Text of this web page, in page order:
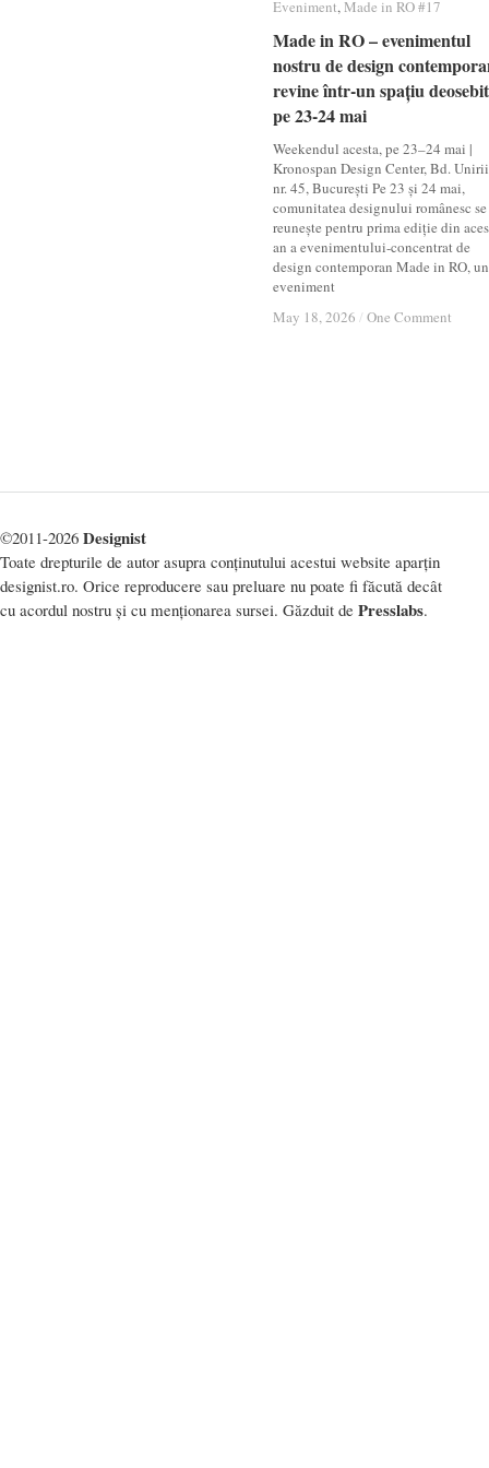
Eveniment,Made in RO #17
Made in RO – evenimentul
nostru de design
revine într-un spațiu
pe 23-24 mai
Weekendul acesta, pe 23–24 mai |
Kronospan Design Center, Bd. Unirii
nr. 45, București Pe 23 și 24 mai,
comunitatea designului românesc se
reunește pentru prima ediție din
an a evenimentului-concentrat de
design contemporan Made in RO, un
eveniment
May 18, 2026 / One Comment
Eveniment Made in RO #17
Made in RO – evenimentul
nostru de design
revine într-un spațiu
pe 23-24 mai
May 18, 2026 / One Comment
©2011-2026 Designist
Toate drepturile de autor asupra conținutului acestui website aparțin
designist.ro. Orice reproducere sau preluare nu poate fi făcută decât
cu acordul nostru și cu menționarea sursei. Găzduit de Presslabs.